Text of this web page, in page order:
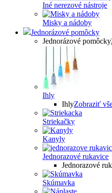
Iné nerezové nástroje
Misky a nádoby
Jednorázové pomôcky
Jednorázové pomôcky
Ihly
IhlyZobraziť
Striekačky
Kanyly
Jednorazové rukavice
Jednorazové
Skúmavka